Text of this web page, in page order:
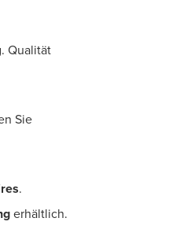
Qualität
Sie
.
erhältlich.